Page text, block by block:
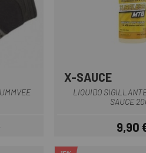
X-SAUCE
LIQUIDO
SAUCE
9,90